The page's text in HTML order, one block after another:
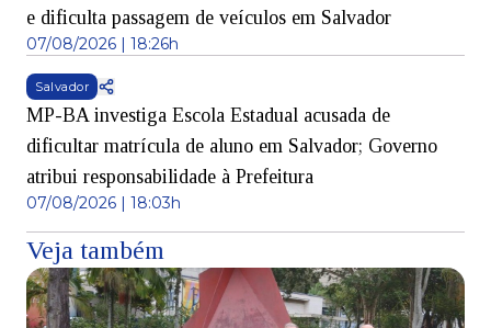
e dificulta passagem de veículos em Salvador
07/08/2026 | 18:26h
Salvador
MP-BA investiga Escola Estadual acusada de
dificultar matrícula de aluno em Salvador; Governo
atribui responsabilidade à Prefeitura
07/08/2026 | 18:03h
Veja também